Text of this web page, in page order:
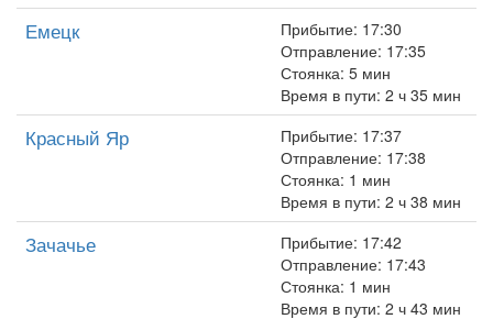
Емецк
Прибытие: 17:30
Отправление: 17:35
Стоянка: 5 мин
Время в пути: 2 ч 35 мин
Красный Яр
Прибытие: 17:37
Отправление: 17:38
Стоянка: 1 мин
Время в пути: 2 ч 38 мин
Зачачье
Прибытие: 17:42
Отправление: 17:43
Стоянка: 1 мин
Время в пути: 2 ч 43 мин